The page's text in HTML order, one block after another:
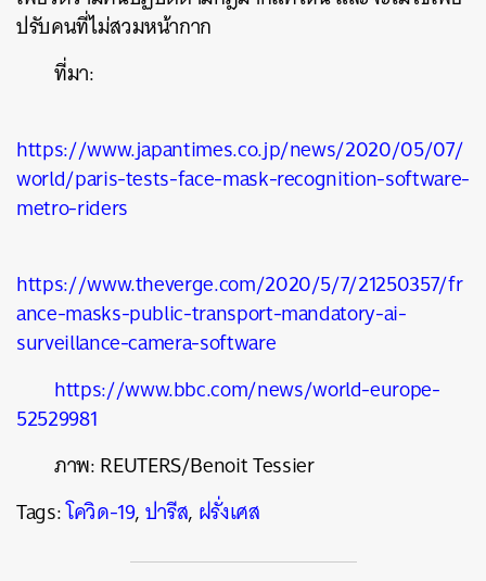
ปรับคนที่ไม่สวมหน้ากาก
ที่มา:
https://www.japantimes.co.jp/news/2020/05/07/
world/paris-tests-face-mask-recognition-software-
metro-riders
https://www.theverge.com/2020/5/7/21250357/fr
ance-masks-public-transport-mandatory-ai-
surveillance-camera-software
https://www.bbc.com/news/world-europe-
52529981
ภาพ:REUTERS/Benoit Tessier
Tags:โควิด-19,ปารีส, ฝรั่งเศส